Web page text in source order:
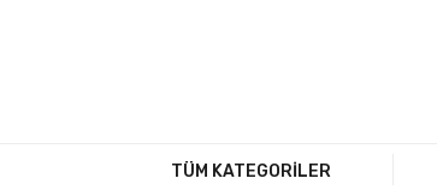
TÜM KATEGORİLER